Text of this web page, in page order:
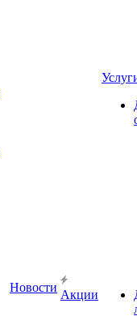
Новости
Акции